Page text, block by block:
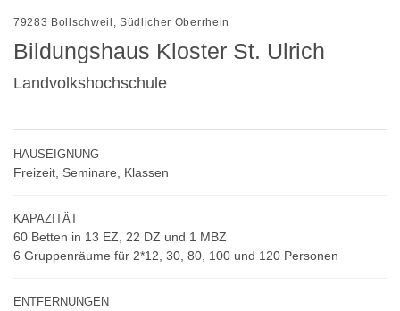
79283 Bollschweil, Südlicher Oberrhein
Bildungshaus Kloster St. Ulrich
Landvolkshochschule
HAUSEIGNUNG
Freizeit, Seminare, Klassen
KAPAZITÄT
60 Betten in 13 EZ, 22 DZ und 1 MBZ
6 Gruppenräume für 2*12, 30, 80, 100 und 120 Personen
ENTFERNUNGEN